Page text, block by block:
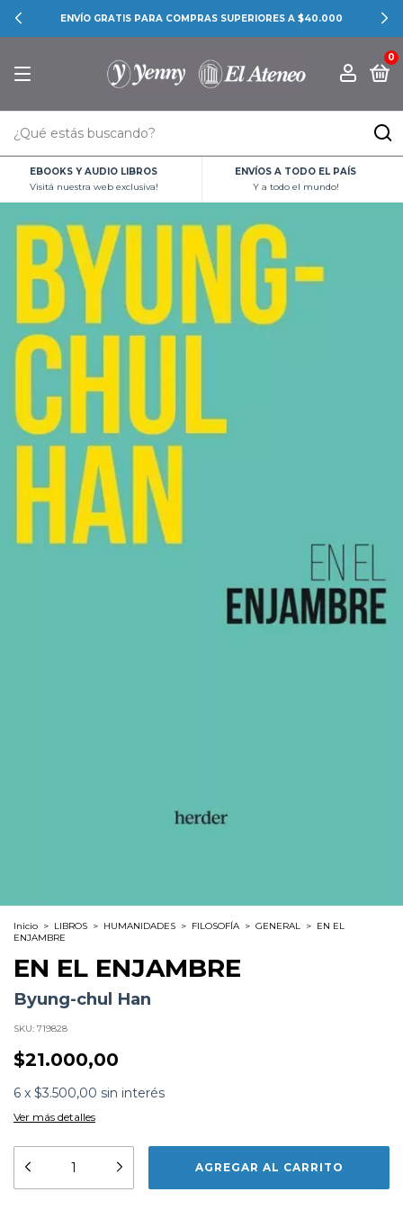
ENVÍO GRATIS PARA COMPRAS SUPERIORES A $40.000
0
EBOOKS Y AUDIO LIBROS
Visitá nuestra web exclusiva!
ENVÍOS A TODO EL PAÍS
Y a todo el mundo!
Inicio > LIBROS > HUMANIDADES > FILOSOFÍA > GENERAL > EN EL
ENJAMBRE
EN EL ENJAMBRE
Byung-chul Han
SKU: 719828
$21.000,00
6 x $3.500,00 sin interés
Ver más detalles
Formato:LIBROS
Editorial:
Manantial
Idioma:Español